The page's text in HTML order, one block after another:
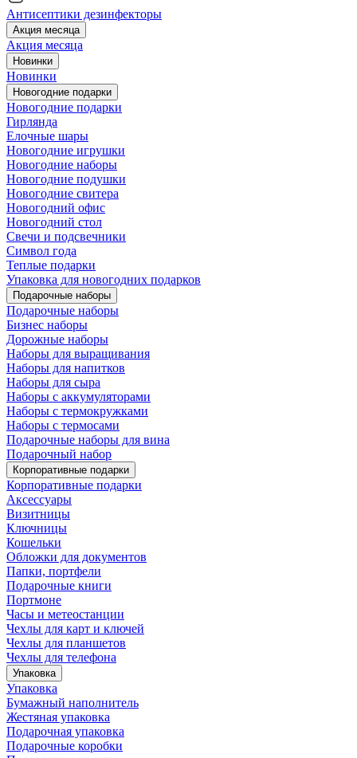
Антисептики дезинфекторы
Акция месяца
Акция месяца
Новинки
Новинки
Новогодние подарки
Новогодние подарки
Гирлянда
Елочные шары
Новогодние игрушки
Новогодние наборы
Новогодние подушки
Новогодние свитера
Новогодний офис
Новогодний стол
Свечи и подсвечники
Символ года
Теплые подарки
Упаковка для новогодних подарков
Подарочные наборы
Подарочные наборы
Бизнес наборы
Дорожные наборы
Наборы для выращивания
Наборы для напитков
Наборы для сыра
Наборы с аккумуляторами
Наборы с термокружками
Наборы с термосами
Подарочные наборы для вина
Подарочный набор
Корпоративные подарки
Корпоративные подарки
Аксессуары
Визитницы
Ключницы
Кошельки
Обложки для документов
Папки, портфели
Подарочные книги
Портмоне
Часы и метеостанции
Чехлы для карт и ключей
Чехлы для планшетов
Чехлы для телефона
Упаковка
Упаковка
Бумажный наполнитель
Жестяная упаковка
Подарочная упаковка
Подарочные коробки